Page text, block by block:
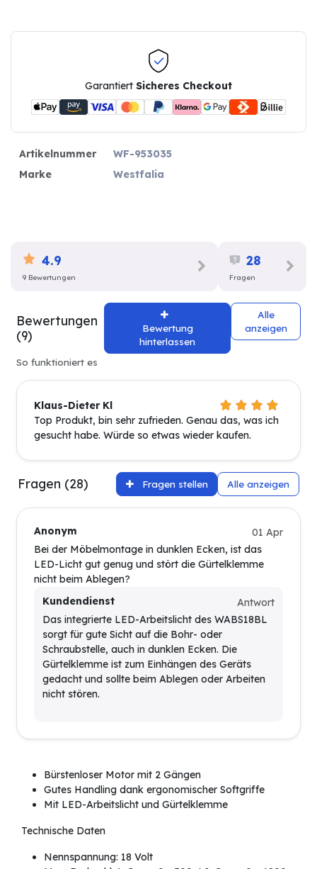
Garantiert Sicheres Checkout
Artikelnummer
WF-953035
Marke
Westfalia
4.9
9 Bewertungen
28
Fragen
Bewertungen
(9)
Bewertung
hinterlassen
Alle
anzeigen
So funktioniert es
Klaus-Dieter Kl
Top Produkt, bin sehr zufrieden. Genau das, was ich
gesucht habe. Würde so etwas wieder kaufen.
Fragen (28) Fragen stellen Alle anzeigen
Anonym
01 Apr
Bei der Möbelmontage in dunklen Ecken, ist das
LED-Licht gut genug und stört die Gürtelklemme
nicht beim Ablegen?
Kundendienst
Antwort
Das integrierte LED-Arbeitslicht des WABS18BL
sorgt für gute Sicht auf die Bohr- oder
Schraubstelle, auch in dunklen Ecken. Die
Gürtelklemme ist zum Einhängen des Geräts
gedacht und sollte beim Ablegen oder Arbeiten
nicht stören.
Bürstenloser Motor mit 2 Gängen
Gutes Handling dank ergonomischer Softgriffe
Mit LED-Arbeitslicht und Gürtelklemme
Technische Daten
Nennspannung: 18 Volt